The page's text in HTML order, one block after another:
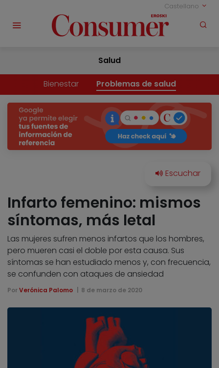
Castellano
Salud
Bienestar Problemas de salud
Infarto femenino: mismos
síntomas, más letal
Las mujeres sufren menos infartos que los hombres,
pero mueren casi el doble por esta causa. Sus
síntomas se han estudiado menos y, con frecuencia,
se confunden con ataques de ansiedad
Por Verónica Palomo 8 de marzo de 2020